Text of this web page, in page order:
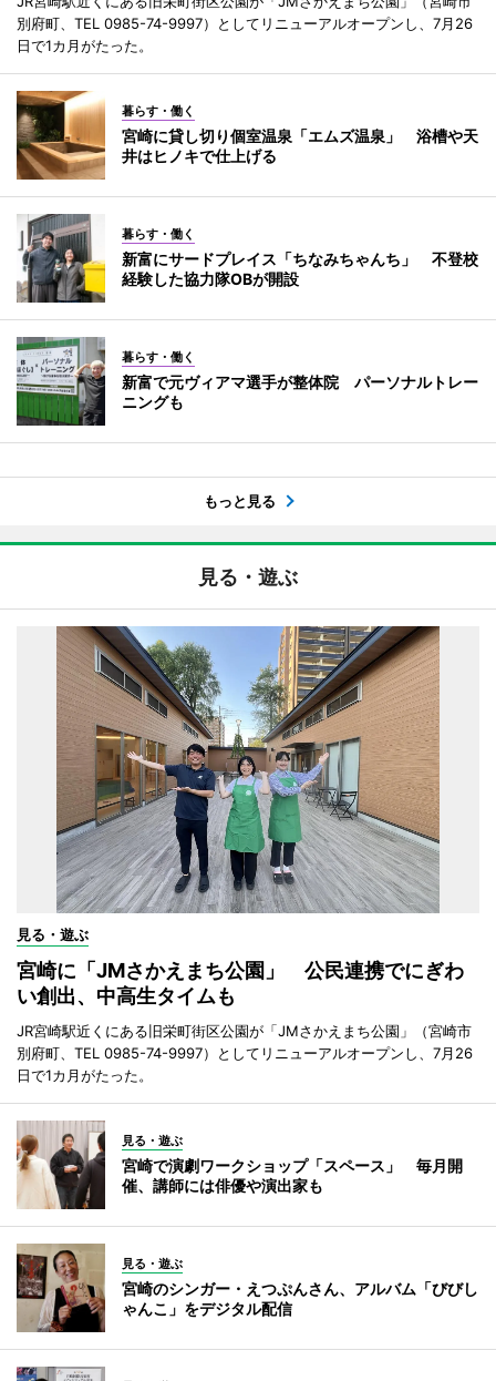
別府町、TEL 0985-74-9997）としてリニューアルオープンし、7月26
日で1カ月がたった。
暮らす・働く
宮崎に貸し切り個室温泉「エムズ温泉」 浴槽や天
井はヒノキで仕上げる
暮らす・働く
新富にサードプレイス「ちなみちゃんち」 不登校
経験した協力隊OBが開設
暮らす・働く
新富で元ヴィアマ選手が整体院 パーソナルトレー
ニングも
もっと見る
見る・遊ぶ
見る・遊ぶ
宮崎に「JMさかえまち公園」 公民連携でにぎわ
い創出、中高生タイムも
JR宮崎駅近くにある旧栄町街区公園が「JMさかえまち公園」（宮崎市
別府町、TEL 0985-74-9997）としてリニューアルオープンし、7月26
日で1カ月がたった。
見る・遊ぶ
宮崎で演劇ワークショップ「スペース」 毎月開
催、講師には俳優や演出家も
見る・遊ぶ
宮崎のシンガー・えつぷんさん、アルバム「びびし
ゃんこ」をデジタル配信